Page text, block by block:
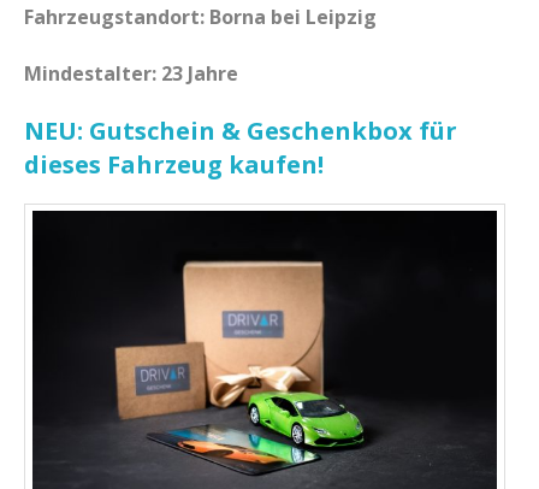
Fahrzeugstandort: Borna bei Leipzig
Mindestalter: 23 Jahre
NEU: Gutschein & Geschenkbox für
dieses Fahrzeug kaufen!